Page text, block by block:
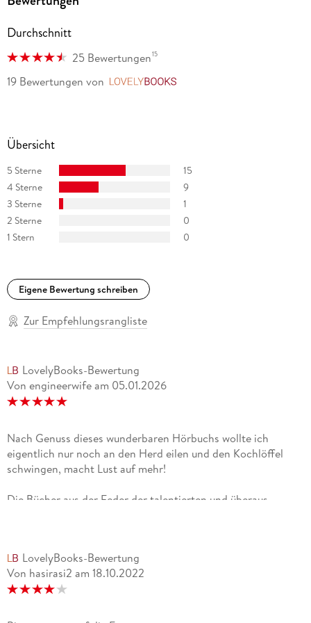
Durchschnitt
25 Bewertungen15
19 Bewertungen von
Übersicht
5 Sterne
15
4 Sterne
9
3 Sterne
1
2 Sterne
0
1 Stern
0
Eigene Bewertung schreiben
Zur Empfehlungsrangliste
LovelyBooks-Bewertung
Von engineerwife am 05.01.2026
Nach Genuss dieses wunderbaren Hörbuchs wollte ich
eigentlich nur noch an den Herd eilen und den Kochlöffel
schwingen, macht Lust auf mehr!
Die Bücher aus der Feder der talentierten und überaus
Köchin Fabienne genießen zu dürfen. Ich begab mich also auf
eine Reise nach Frankreich, um genannte Fabienne
kennenzulernen. Sogleich fand ich mich in einem kleinen
LovelyBooks-Bewertung
Von hasirasi2 am 18.10.2022